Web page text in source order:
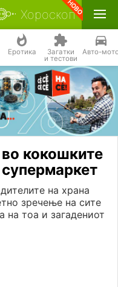
Хороскоп
Еротика Загатки
и тестови
Авто-
кокошките
на храна
зречење на сите
на тоа и загадениот